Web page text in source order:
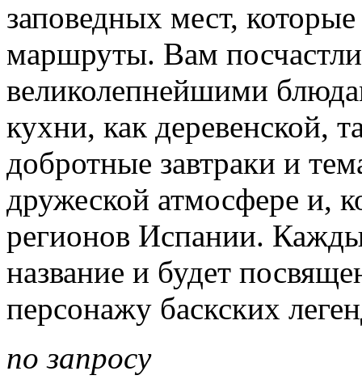
заповедных мест,
маршруты. Вам
великолепнейшими
кухни, как деревенской,
добротные завтраки и
дружеской атмосфере и,
регионов Испании.
название и будет
персонажу баскских
по запросу